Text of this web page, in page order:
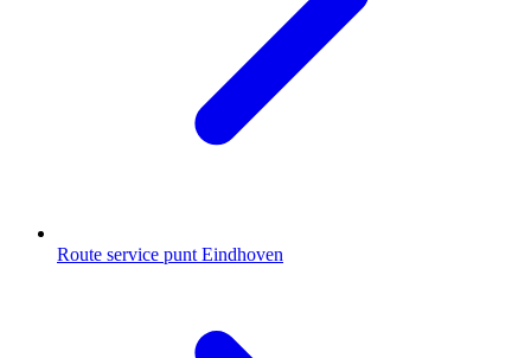
Route service punt Eindhoven